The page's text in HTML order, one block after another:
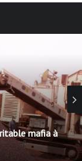
septembre
Descente
font des